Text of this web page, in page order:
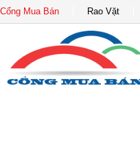
Cổng Mua Bán Rao Vặt